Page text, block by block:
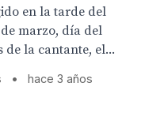
en la tarde del
marzo, día del
de la cantante, el...
• hace 3 años